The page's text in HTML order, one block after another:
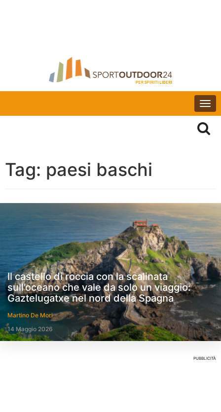
Tag: paesi baschi
Il castello di roccia con la scalinata
sull’oceano che vale da solo un viaggio:
Gaztelugatxe nel nord della Spagna
Martino De Mori
14 Maggio 2026
PUBBLICITÀ